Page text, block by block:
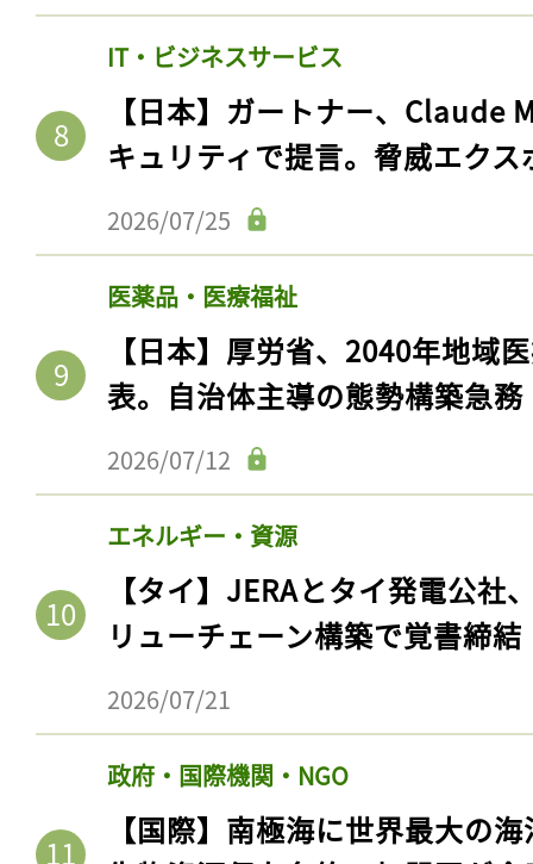
IT・ビジネスサービス
【日本】ガートナー、Claude
キュリティで提言。脅威エク
2026/07/25
医薬品・医療福祉
【日本】厚労省、2040年地域
表。自治体主導の態勢構築急務
2026/07/12
エネルギー・資源
【タイ】JERAとタイ発電公社
リューチェーン構築で覚書締結
2026/07/21
政府・国際機関・NGO
【国際】南極海に世界最大の